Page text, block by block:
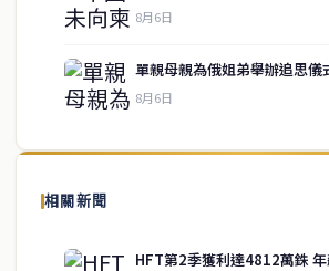
8月6日
單親母親為俄姐弟舉辦追思儀
8月6日
相關新聞
HFT第2季獲利達4812萬銖
關於我們
泰國中文新聞（TCN）是一家總部設於曼谷的
供即時、客觀、多元的中文新聞內容。
service@thaichinesenews.com